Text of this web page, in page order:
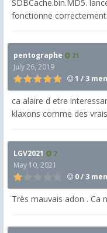
SDBCache.bin.MD5.
fonctionne correctement.
pentographe 21
July 26, 2019
1 / 3
ca alaire d etre
klaxons comme des
LGV2021 7
May 10, 2021
0 / 3
Très mauvais adon . Ca